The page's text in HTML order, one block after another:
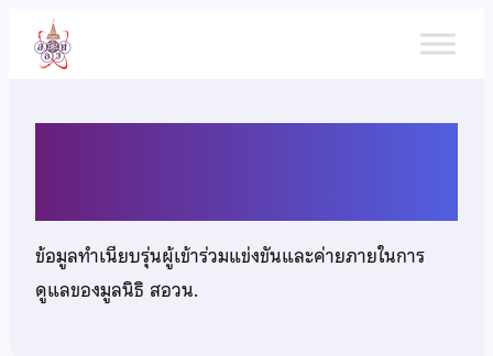
เนื้อหา
ข้อมูลทำเนียบรุ่นผู้เข้าร่วมแข่งขันและค่ายภายในการ
ดูแลของมูลนิธิ สอวน.